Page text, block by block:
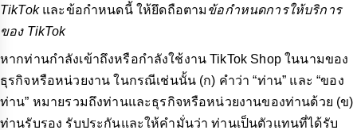
TikTok และข้อกำหนดนี้ ให้ยึดถือตาม ข้อกำหนดการให้บริการ
ของ TikTok
หากท่านกำลังเข้าถึงหรือกำลังใช้งาน TikTok Shop ในนามของ
ธุรกิจหรือหน่วยงาน ในกรณีเช่นนั้น (ก) คำว่า “ท่าน” และ “ของ
ท่าน” หมายรวมถึงท่านและธุรกิจหรือหน่วยงานของท่านด้วย (ข)
ท่านรับรอง รับประกันและให้คำมั่นว่า ท่านเป็นตัวแทนที่ได้รับ